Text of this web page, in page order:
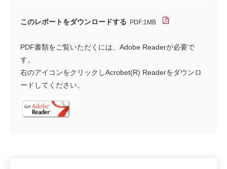
このレポートをダウンロードする PDF:1MB
PDF書類をご覧いただくには、Adobe Readerが必要で
す。
右のアイコンをクリックしAcrobet(R) Readerをダウンロ
ードしてください。